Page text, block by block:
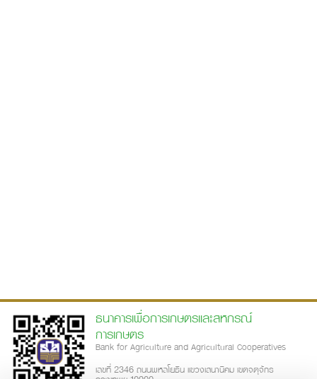
ธนาคารเพื่อการเกษตรและสหกรณ์
การเกษตร
Bank for Agriculture and Agricultural Cooperatives
เลขที่ 2346 ถนนพหลโยธิน แขวงเสนานิคม เขตจตุจักร